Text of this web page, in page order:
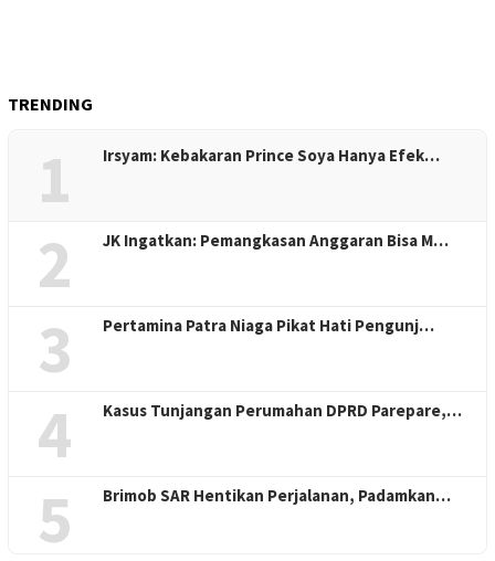
TRENDING
1 Irsyam: Kebakaran Prince Soya Hanya Efek…
2 JK Ingatkan: Pemangkasan Anggaran Bisa M…
3 Pertamina Patra Niaga Pikat Hati Pengunj…
4 Kasus Tunjangan Perumahan DPRD Parepare,…
5 Brimob SAR Hentikan Perjalanan, Padamkan…